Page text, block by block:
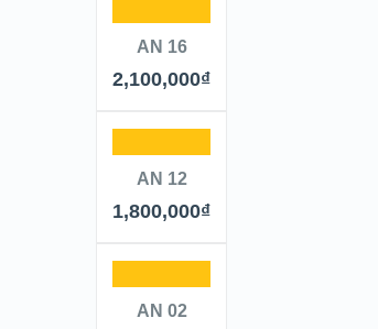
AN 16
2,100,000₫
AN 12
1,800,000₫
AN 02